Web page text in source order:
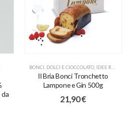
BONCI DOLCI E CIOCCOLATO IDEE REGALO
Il Bria Bonci Tronchetto
Lampone e Gin 500g
21,90€